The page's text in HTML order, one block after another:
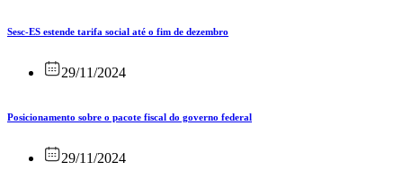
Sesc-ES estende tarifa social até o fim de dezembro
29/11/2024
Posicionamento sobre o pacote fiscal do governo federal
29/11/2024